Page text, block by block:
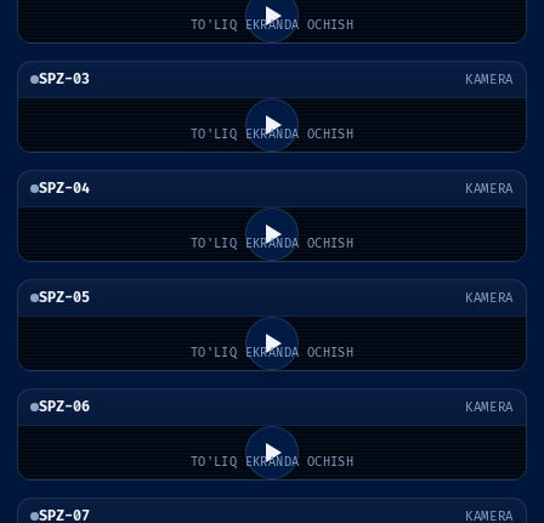
TO'LIQ EKRANDA OCHISH
SPZ-03 KAMERA
TO'LIQ EKRANDA OCHISH
SPZ-04 KAMERA
TO'LIQ EKRANDA OCHISH
SPZ-05 KAMERA
TO'LIQ EKRANDA OCHISH
SPZ-06 KAMERA
TO'LIQ EKRANDA OCHISH
SPZ-07 KAMERA